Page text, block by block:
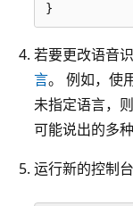
若要更改语音
言。 例如，使
未指定语言，
可能说出的多
运行新的控制